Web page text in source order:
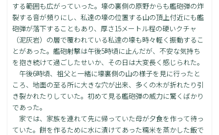
する範囲も広がっていった。壕の裏側の原野からも艦砲弾の炸
裂する音が頻りにし、私達の壕の位置する山の頂上付近にも艦
砲弾が落下することもあり、厚さ15メートル程の硬いクチャ
（泥灰岩）の層で覆われている私達の壕も時々軽く振動するこ
とがあった。艦砲射撃は午後5時頃に止んだが、不安な気持ち
を抱き続けて過ごしたせいか、その日は大変長く感じられた。
午後6時頃、祖父と一緒に壕裏側の山の様子を見に行ったと
ころ、地面の至る所に大きな穴が出来、多くの木が折れたり引
き裂かれたりしていた。初めて見る艦砲弾の威力に驚くばかり
であった。
家では、家族を連れて先に帰っていた母が夕食を作って待っ
ていた。餅を作るために水に漬けてあった糯米を蒸かした飯で